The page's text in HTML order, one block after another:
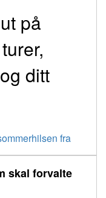
på
ditt
skal forvalte